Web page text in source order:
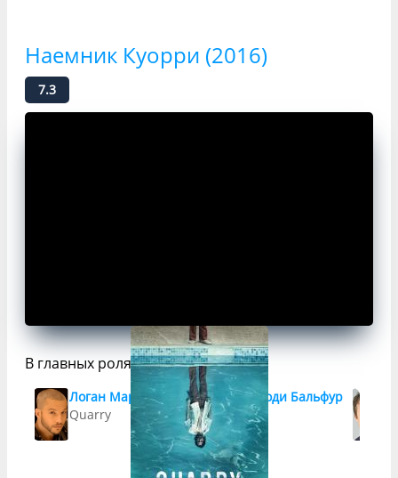
Наемник Куорри (2016)
7.3
В главных ролях
Логан Маршалл-Грин
Quarry
Джоди Бальфур
Joni